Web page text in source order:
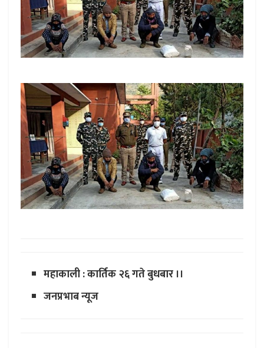
महाकाली : कार्तिक २६ गते बुधबार ।।
जनप्रभाब न्यूज